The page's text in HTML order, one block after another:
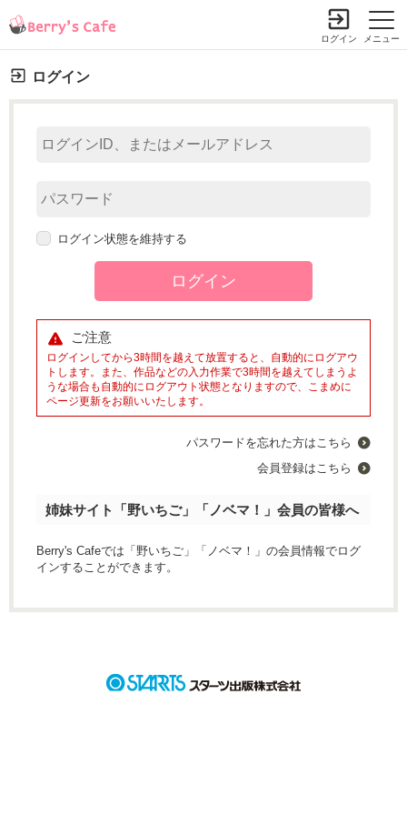
メニュー
ログイン
ログイン
ログイン状態を維持する
ご注意
ログインしてから3時間を越えて放置すると、自動的にログアウ
トします。また、作品などの入力作業で3時間を越えてしまうよ
うな場合も自動的にログアウト状態となりますので、こまめに
ページ更新をお願いいたします。
パスワードを忘れた方はこちら
会員登録はこちら
姉妹サイト「野いちご」「ノベマ！」会員の皆様へ
Berry's Cafeでは「野いちご」「ノベマ！」の会員情報でログ
インすることができます。